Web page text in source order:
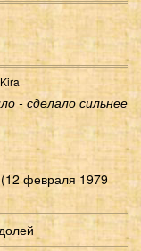
- сделало сильнее
февраля 1979